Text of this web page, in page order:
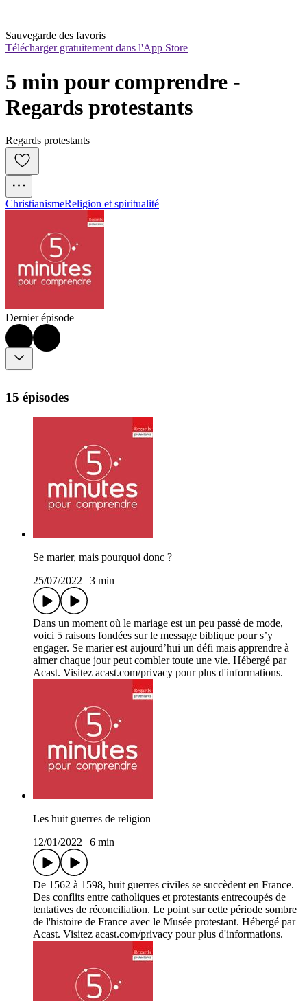
Sauvegarde des favoris
Télécharger gratuitement dans l'App Store
5 min pour comprendre -
Regards protestants
Regards protestants
ChristianismeReligion et spiritualité
Dernier épisode
15 épisodes
Se marier, mais pourquoi donc ?
25/07/2022
3 min
Dans un moment où le mariage est un peu passé de mode,
voici 5 raisons fondées sur le message biblique pour s’y
engager. Se marier est aujourd’hui un défi mais apprendre à
aimer chaque jour peut combler toute une vie. Hébergé par
Acast. Visitez acast.com/privacy pour plus d'informations.
Les huit guerres de religion
12/01/2022
6 min
De 1562 à 1598, huit guerres civiles se succèdent en France.
Des conflits entre catholiques et protestants entrecoupés de
tentatives de réconciliation. Le point sur cette période sombre
de l'histoire de France avec le Musée protestant. Hébergé par
Acast. Visitez acast.com/privacy pour plus d'informations.